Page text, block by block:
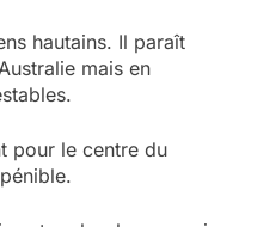
hautains. Il paraît
mais en
pour le centre du